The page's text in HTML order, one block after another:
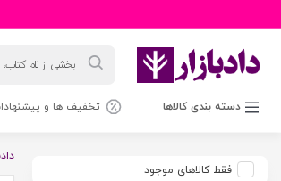
محصولات
دسته بندی کالاها تخفیف ها و
فقط کالاهای موجود